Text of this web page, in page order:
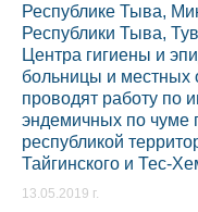
Республике Тыва,
Республики Тыва,
Центра гигиены и
больницы и местных
проводят работу по
эндемичных по чуме
республикой
Тайгинского и Тес-
13.05.2019 г.